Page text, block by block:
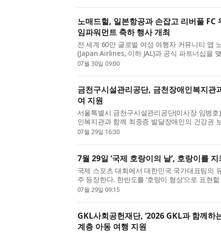
노매드헐, 일본항공과 손잡고 리버풀 FC
임파워먼트 축하 행사 개최
전 세계 60만 글로벌 여성 여행자 커뮤니티 앱
(Japan Airlines, 이하 JAL)과 공식 파트너십을
기념하는 특별 협업 프로젝트를 진행했다고 밝
07월 30일 09:00
금천구시설관리공단, 금천장애인복지관
여 지원
서울특별시 금천구시설관리공단(이사장 임병
인복지관과 함께 최중증 발달장애인의 건강권
형 체육활동을 지원하고 있다고 밝혔다. 이번
07월 29일 16:30
7월 29일 ‘국제 호랑이의 날’, 호랑이를
국제 스포츠 대회에서 대한민국 국가대표팀의
주 등장한다. 한반도를 ‘호랑이 형상’으로 표현
속에서 오랫동안 친숙한 존재였다. 설화와 민
07월 29일 09:15
GKL사회공헌재단, ‘2026 GKL과 함께하
계층 아동 여행 지원